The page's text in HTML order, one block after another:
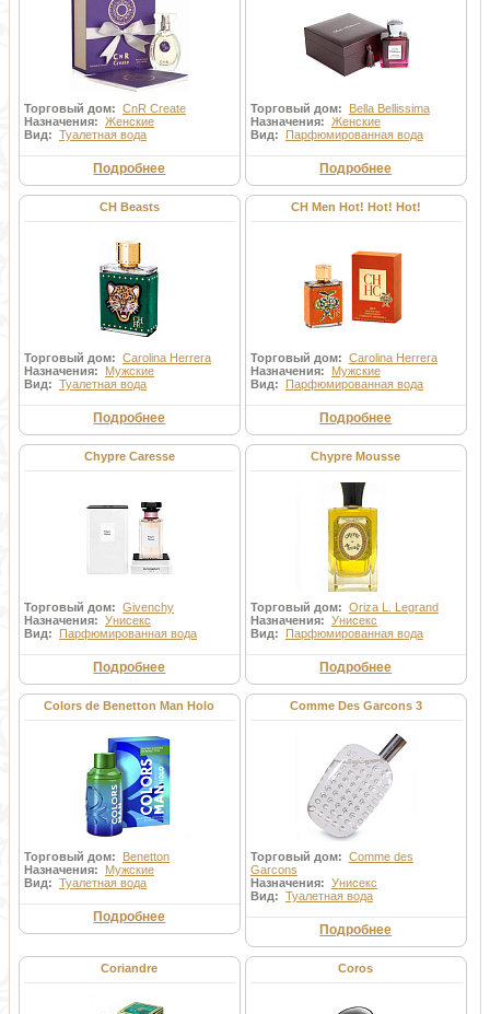
Торговый дом: CnR Create
Назначения: Женские
Вид: Туалетная вода
Подробнее
Торговый дом: Bella Bellissima
Назначения: Женские
Вид: Парфюмированная вода
Подробнее
CH Beasts
Торговый дом: Carolina Herrera
Назначения: Мужские
Вид: Туалетная вода
Подробнее
CH Men Hot! Hot! Hot!
Торговый дом: Carolina Herrera
Назначения: Мужские
Вид: Парфюмированная вода
Подробнее
Chypre Caresse
Торговый дом: Givenchy
Назначения: Унисекс
Вид: Парфюмированная вода
Подробнее
Chypre Mousse
Торговый дом: Oriza L. Legrand
Назначения: Унисекс
Вид: Парфюмированная вода
Подробнее
Colors de Benetton Man Holo
Торговый дом: Benetton
Назначения: Мужские
Вид: Туалетная вода
Подробнее
Comme Des Garcons 3
Торговый дом: Comme des
Garcons
Назначения: Унисекс
Вид: Туалетная вода
Подробнее
Coriandre Coros